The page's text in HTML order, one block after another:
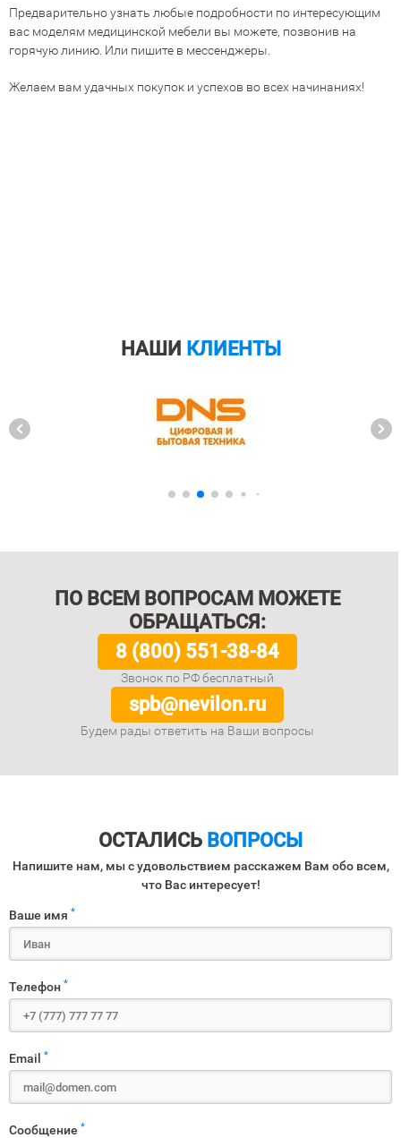
Предварительно узнать любые подробности по интересующим
вас моделям медицинской мебели вы можете, позвонив на
горячую линию. Или пишите в мессенджеры.
Желаем вам удачных покупок и успехов во всех начинаниях!
НАШИ КЛИЕНТЫ
ПО ВСЕМ ВОПРОСАМ МОЖЕТЕ
ОБРАЩАТЬСЯ:
8 (800) 551-38-84
Звонок по РФ бесплатный
spb@nevilon.ru
Будем рады ответить на Ваши вопросы
ОСТАЛИСЬ ВОПРОСЫ
Напишите нам, мы с удовольствием расскажем Вам обо всем,
что Вас интересует!
Ваше имя *
Телефон *
Email *
Сообщение *